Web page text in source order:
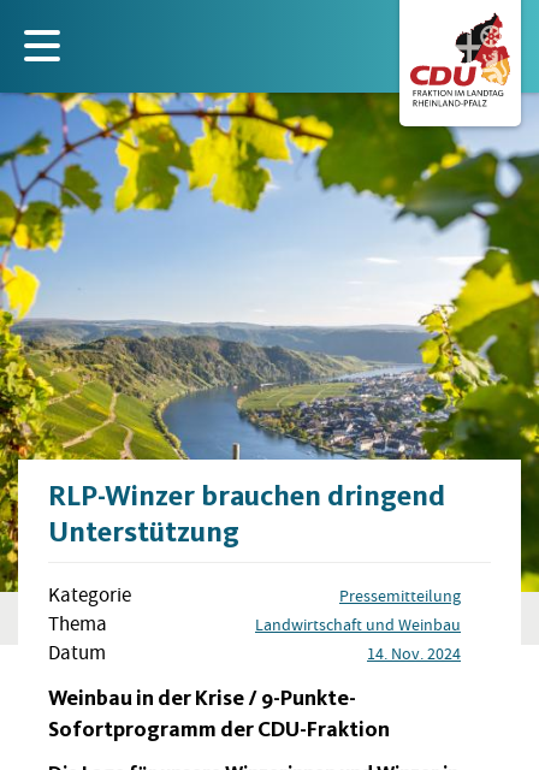
zum
Inhalt
RLP-Winzer brauchen dringend
Unterstützung
Kategorie Pressemitteilung
Thema Landwirtschaft und Weinbau
Datum 14. Nov. 2024
Weinbau in der Krise / 9-Punkte-
Sofortprogramm der CDU-Fraktion